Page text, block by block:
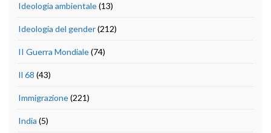
Ideologia ambientale(13)
Ideologia del gender(212)
II Guerra Mondiale(74)
Il 68 (43)
Immigrazione(221)
India (5)